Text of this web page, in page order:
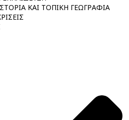
ΚΑΙ ΤΟΠΙΚΗ ΓΕΩΓΡΑΦΙΑ